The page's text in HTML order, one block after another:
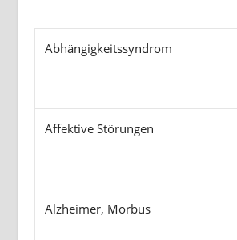
Abhängigkeitssyndrom
Affektive Störungen
Alzheimer, Morbus